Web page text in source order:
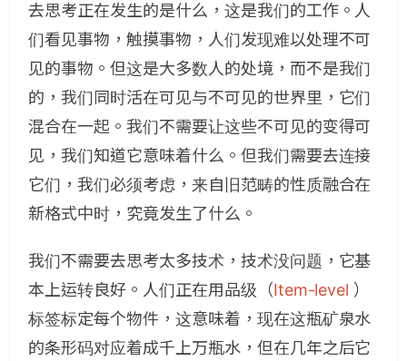
去思考正在发生的是什么，这是我们的工作。人
们看见事物，触摸事物，人们发现难以处理不可
见的事物。但这是大多数人的处境，而不是我们
的，我们同时活在可见与不可见的世界里，它们
混合在一起。我们不需要让这些不可见的变得可
见，我们知道它意味着什么。但我们需要去连接
它们，我们必须考虑，来自旧范畴的性质融合在
新格式中时，究竟发生了什么。
我们不需要去思考太多技术，技术没问题，它基
本上运转良好。人们正在用品级（Item-level ）
标签标定每个物件，这意味着，现在这瓶矿泉水
的条形码对应着成千上万瓶水，但在几年之后它